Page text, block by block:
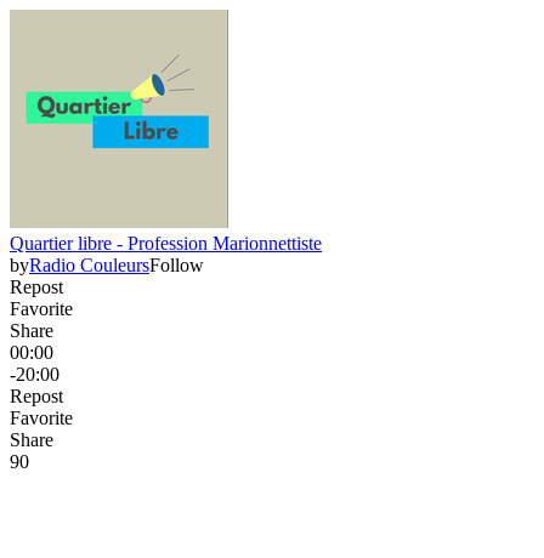
Quartier libre - Profession Marionnettiste
byRadio CouleursFollow
Repost
Favorite
Share
00:00
-20:00
Repost
Favorite
Share
90